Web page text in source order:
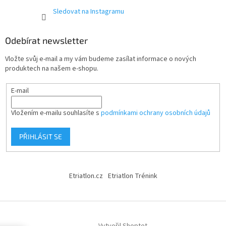
Sledovat na Instagramu
Odebírat newsletter
Vložte svůj e-mail a my vám budeme zasílat informace o nových
produktech na našem e-shopu.
E-mail
Vložením e-mailu souhlasíte s podmínkami ochrany osobních údajů
PŘIHLÁSIT SE
Etriatlon.cz Etriatlon Trénink